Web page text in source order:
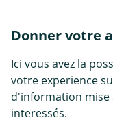
Donner votre
Ici vous avez la
votre experience
d'information
interessés.